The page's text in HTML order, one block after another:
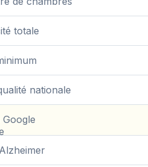
totale
nationale
Google